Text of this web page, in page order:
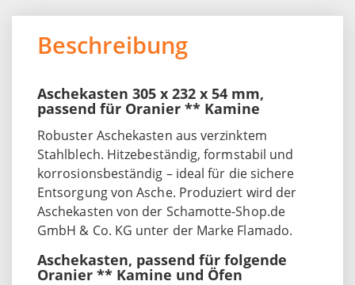
Beschreibung
Aschekasten 305 x 232 x 54 mm,
passend für Oranier ** Kamine
Robuster Aschekasten aus verzinktem
Stahlblech. Hitzebeständig, formstabil und
korrosionsbeständig – ideal für die sichere
Entsorgung von Asche. Produziert wird der
Aschekasten von der Schamotte-Shop.de
GmbH & Co. KG unter der Marke Flamado.
Aschekasten, passend für folgende
Oranier ** Kamine und Öfen